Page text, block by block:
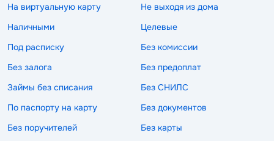
На виртуальную карту
Не выходя из дома
Наличными
Целевые
Под расписку
Без комиссии
Без залога
Без предоплат
Займы без списания
Без СНИЛС
По паспорту на карту
Без документов
Без поручителей
Без карты